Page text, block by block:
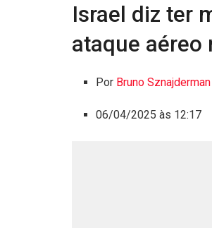
Israel diz ter
ataque aéreo
Por Bruno Sznajderman
06/04/2025 às 12:17